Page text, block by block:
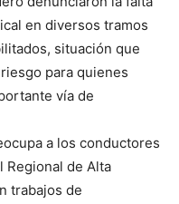
en diversos tramos
situación que
para quienes
vía de
a los conductores
Regional de Alta
trabajos de